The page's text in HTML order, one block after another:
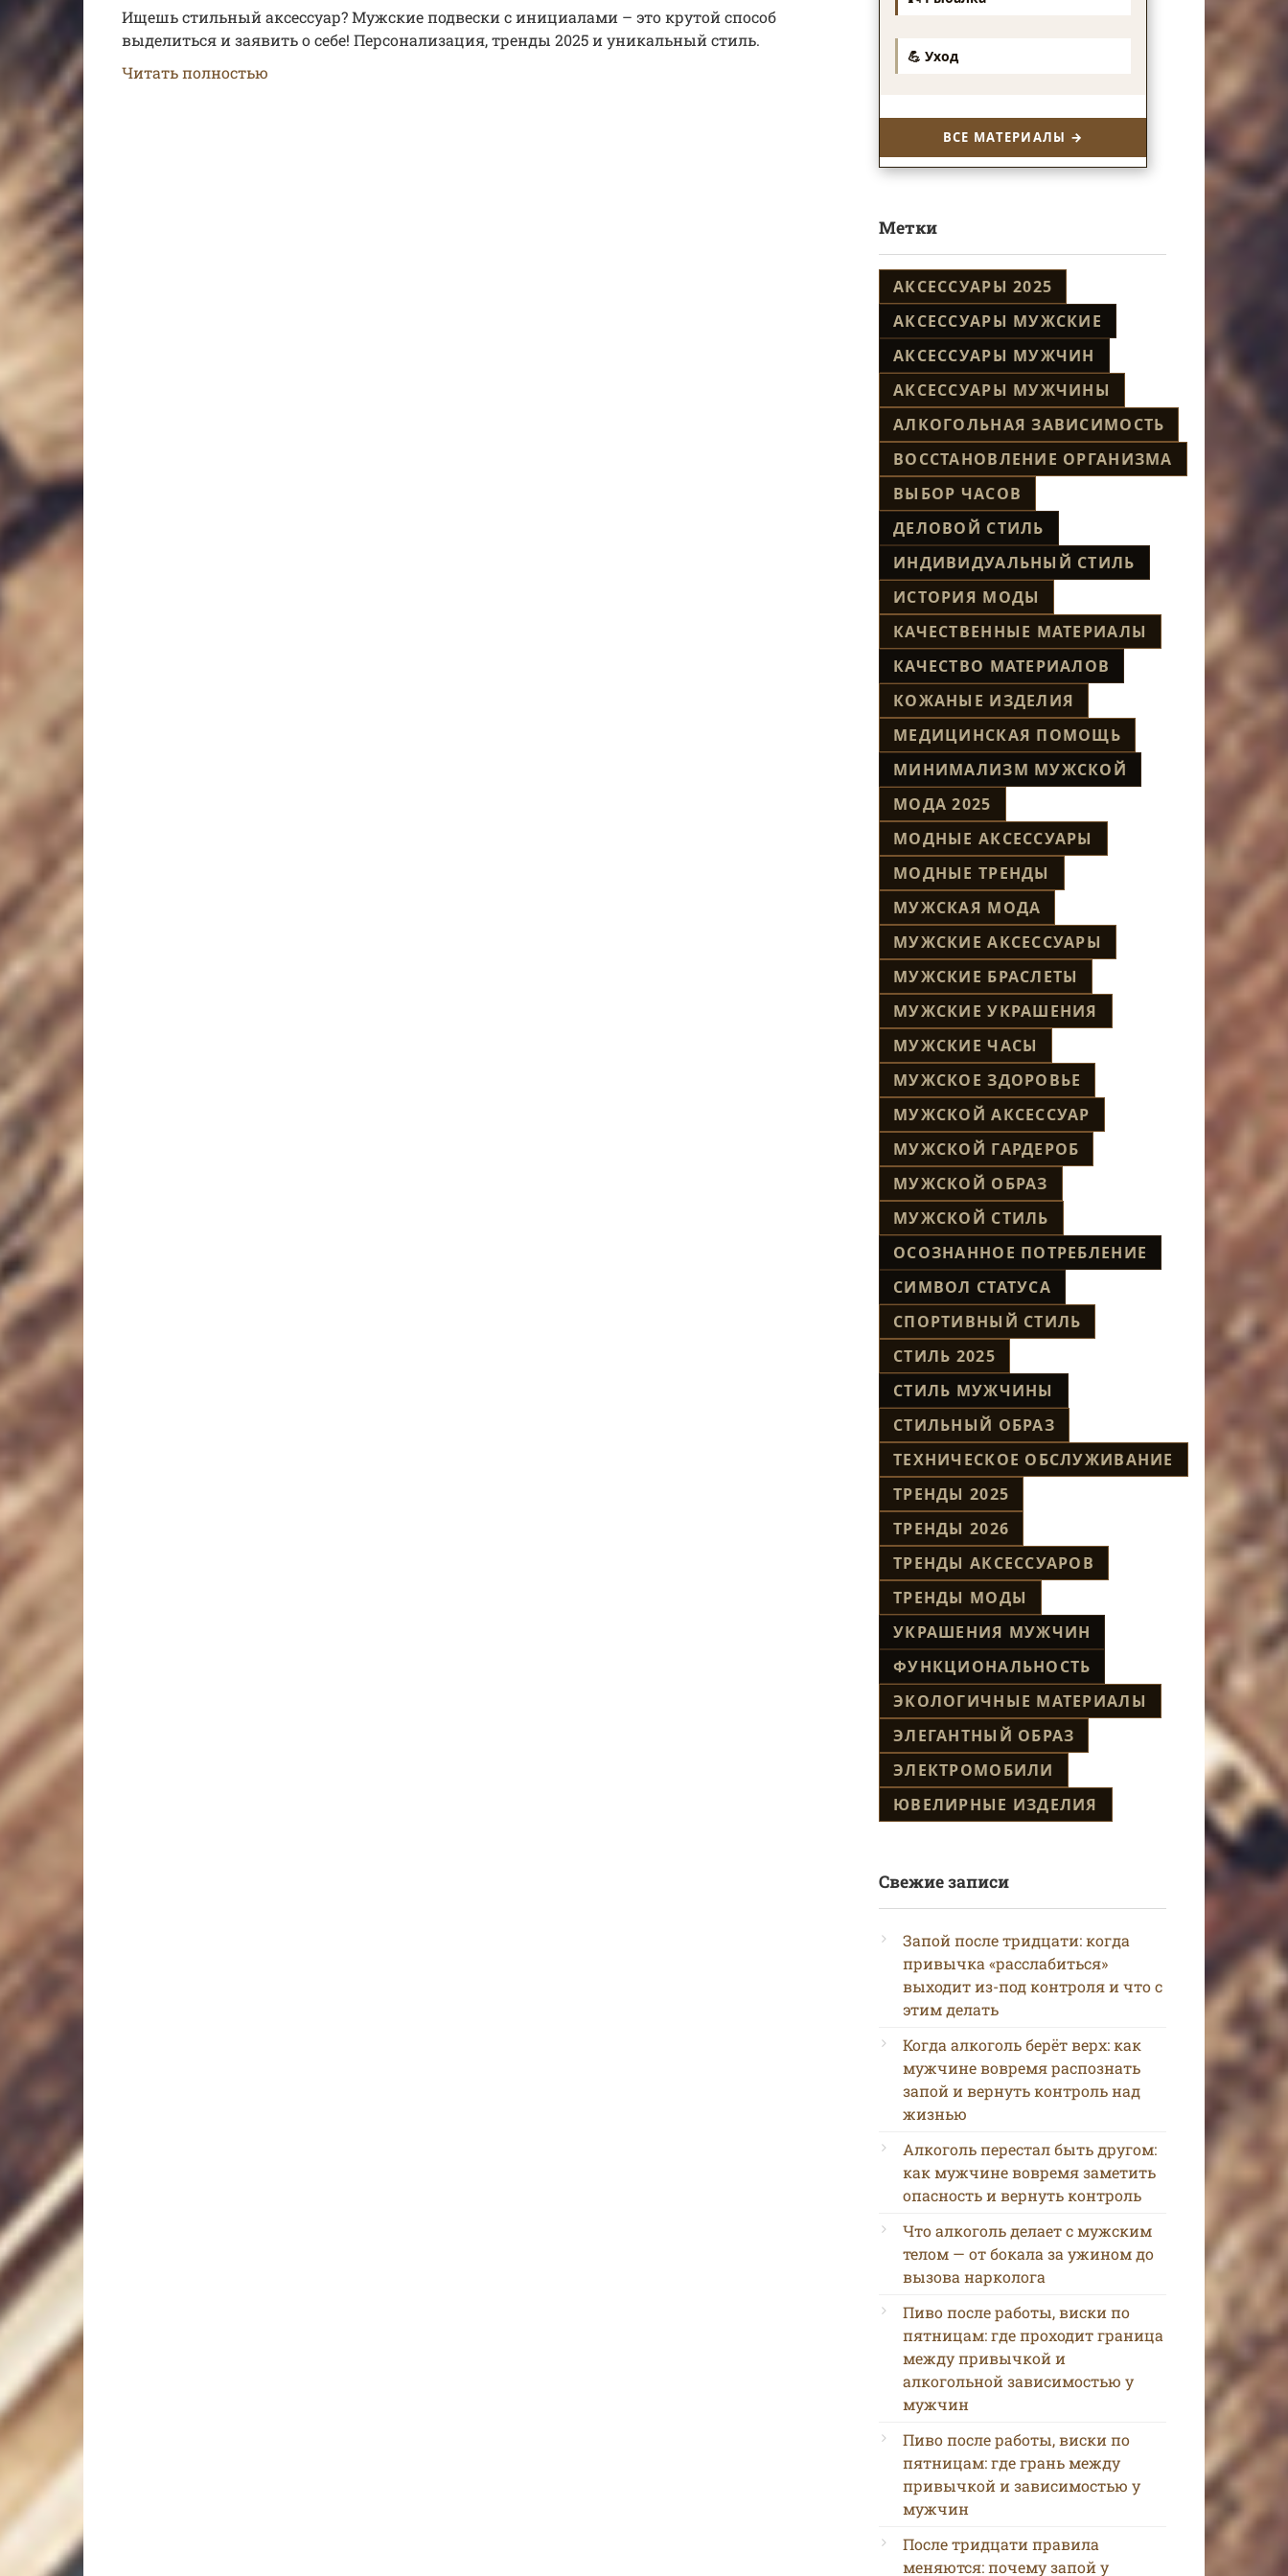
Ищешь стильный аксессуар? Мужские подвески с инициалами – это крутой способ
выделиться и заявить о себе! Персонализация, тренды 2025 и уникальный стиль.
Читать полностью
💪 Уход
ВСЕ МАТЕРИАЛЫ →
Метки
АКСЕССУАРЫ 2025
АКСЕССУАРЫ МУЖСКИЕ
АКСЕССУАРЫ МУЖЧИН
АКСЕССУАРЫ МУЖЧИНЫ
АЛКОГОЛЬНАЯ ЗАВИСИМОСТЬ
ВОССТАНОВЛЕНИЕ ОРГАНИЗМА
ВЫБОР ЧАСОВ
ДЕЛОВОЙ СТИЛЬ
ИНДИВИДУАЛЬНЫЙ СТИЛЬ
ИСТОРИЯ МОДЫ
КАЧЕСТВЕННЫЕ МАТЕРИАЛЫ
КАЧЕСТВО МАТЕРИАЛОВ
КОЖАНЫЕ ИЗДЕЛИЯ
МЕДИЦИНСКАЯ ПОМОЩЬ
МИНИМАЛИЗМ МУЖСКОЙ
МОДА 2025
МОДНЫЕ АКСЕССУАРЫ
МОДНЫЕ ТРЕНДЫ
МУЖСКАЯ МОДА
МУЖСКИЕ АКСЕССУАРЫ
МУЖСКИЕ БРАСЛЕТЫ
МУЖСКИЕ УКРАШЕНИЯ
МУЖСКИЕ ЧАСЫ
МУЖСКОЕ ЗДОРОВЬЕ
МУЖСКОЙ АКСЕССУАР
МУЖСКОЙ ГАРДЕРОБ
МУЖСКОЙ ОБРАЗ
МУЖСКОЙ СТИЛЬ
ОСОЗНАННОЕ ПОТРЕБЛЕНИЕ
СИМВОЛ СТАТУСА
СПОРТИВНЫЙ СТИЛЬ
СТИЛЬ 2025
СТИЛЬ МУЖЧИНЫ
СТИЛЬНЫЙ ОБРАЗ
ТЕХНИЧЕСКОЕ ОБСЛУЖИВАНИЕ
ТРЕНДЫ 2025
ТРЕНДЫ 2026
ТРЕНДЫ АКСЕССУАРОВ
ТРЕНДЫ МОДЫ
УКРАШЕНИЯ МУЖЧИН
ФУНКЦИОНАЛЬНОСТЬ
ЭКОЛОГИЧНЫЕ МАТЕРИАЛЫ
ЭЛЕГАНТНЫЙ ОБРАЗ
ЭЛЕКТРОМОБИЛИ
ЮВЕЛИРНЫЕ ИЗДЕЛИЯ
Свежие записи
Запой после тридцати: когда
привычка «расслабиться»
выходит из-под контроля и что с
этим делать
Когда алкоголь берёт верх: как
мужчине вовремя распознать
запой и вернуть контроль над
жизнью
Алкоголь перестал быть другом:
как мужчине вовремя заметить
опасность и вернуть контроль
Что алкоголь делает с мужским
телом — от бокала за ужином до
вызова нарколога
Пиво после работы, виски по
пятницам: где проходит граница
между привычкой и
алкогольной зависимостью у
мужчин
Пиво после работы, виски по
пятницам: где грань между
привычкой и зависимостью у
мужчин
После тридцати правила
меняются: почему запой у